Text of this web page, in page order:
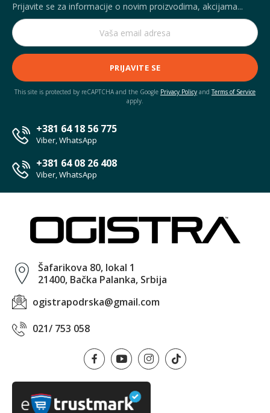
Prijavite se za informacije o novim proizvodima, akcijama...
PRIJAVITE SE
This site is protected by reCAPTCHA and the Google Privacy Policy andTerms of Service
apply.
+381 64 18 56 775
Viber, WhatsApp
+381 64 08 26 408
Viber, WhatsApp
Šafarikova 80, lokal 1
21400, Bačka Palanka, Srbija
ogistrapodrska@gmail.com
021/ 753 058